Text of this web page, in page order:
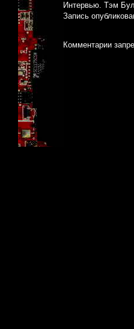
Интервью. Тэм
Запись
Комментарии